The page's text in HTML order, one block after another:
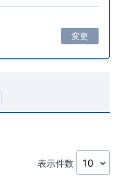
変更
表示件数